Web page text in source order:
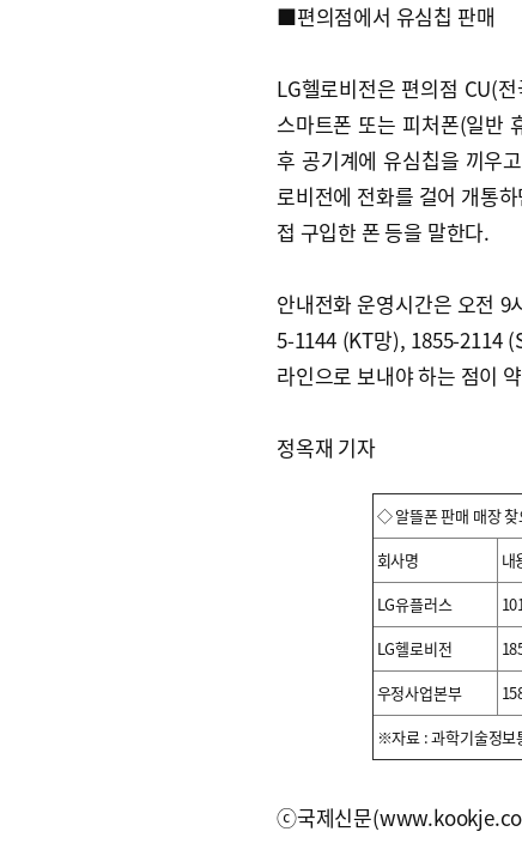
■편의점에서 유심칩 판매
LG헬로비전은 편의점 CU(
스마트폰 또는 피처폰(일반
후 공기계에 유심칩을 끼우
로비전에 전화를 걸어 개통
접 구입한 폰 등을 말한다.
안내전화 운영시간은 오전
5-1144 (KT망), 1855-2114
라인으로 보내야 하는 점이
정옥재 기자
◇ 알뜰폰 판매 매장 찾
회사명
내
LG유플러스
LG헬로비전
우정사업본부
※자료 : 과학기술정보
ⓒ국제신문